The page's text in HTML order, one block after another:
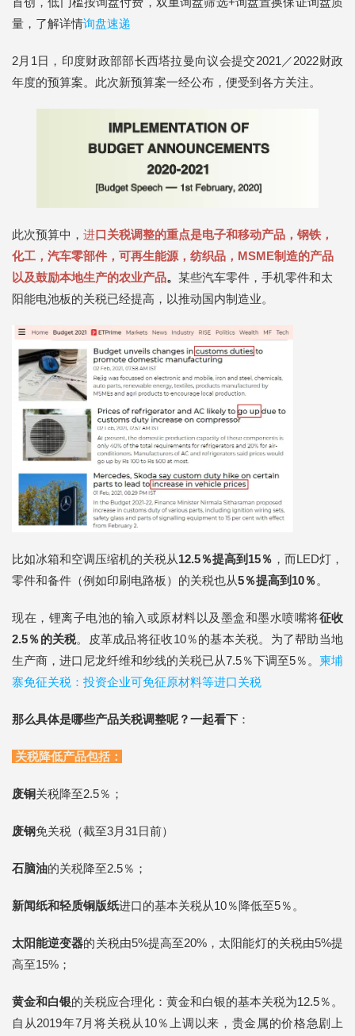
量，了解详情询盘速递
2月1日，印度财政部部长西塔拉曼向议会提交2021／2022财政
年度的预算案。此次新预算案一经公布，便受到各方关注。
此次预算中， 进口关税调整的重点是电子和移动产品，钢铁，
化工，汽车零部件，可再生能源，纺织品，MSME制造的产品
以及鼓励本地生产的农业产品。 某些汽车零件，手机零件和太
阳能电池板的关税已经提高，以推动国内制造业。
比如冰箱和空调压缩机的关税从12.5％提高到15％ ，而LED灯，
零件和备件（例如印刷电路板）的关税也从5％提高到10％。
现在，锂离子电池的输入或原材料以及墨盒和墨水喷嘴将征收
2.5％的关税。皮革成品将征收10％的基本关税。为了帮助当地
生产商，进口尼龙纤维和纱线的关税已从7.5％下调至5％。 柬埔
寨免征关税：投资企业可免征原材料等进口关税
那么具体是哪些产品关税调整呢？一起看下 ：
关税降低产品包括：
废铜关税降至2.5％；
废钢免关税（截至3月31日前）
石脑油的关税降至2.5％；
新闻纸和轻质铜版纸进口的基本关税从10％降低至5％。
太阳能逆变器的关税由5%提高至20%，太阳能灯的关税由5%提
高至15%；
黄金和白银的关税应合理化：黄金和白银的基本关税为12.5％。
自从2019年7月将关税从10％上调以来，贵金属的价格急剧上